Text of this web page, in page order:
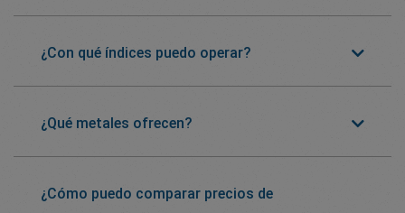
¿Con qué índices puedo operar?
¿Qué metales ofrecen?
¿Cómo puedo comparar precios de